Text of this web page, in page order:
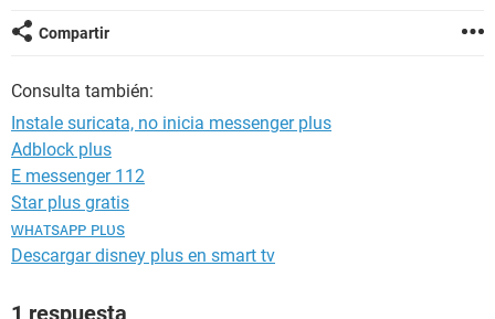
Compartir
Consulta también:
Instale suricata, no inicia messenger plus
Adblock plus
E messenger 112
Star plus gratis
ᴡʜᴀᴛsᴀᴘᴘ ᴘʟᴜs
Descargar disney plus en smart tv
1 respuesta